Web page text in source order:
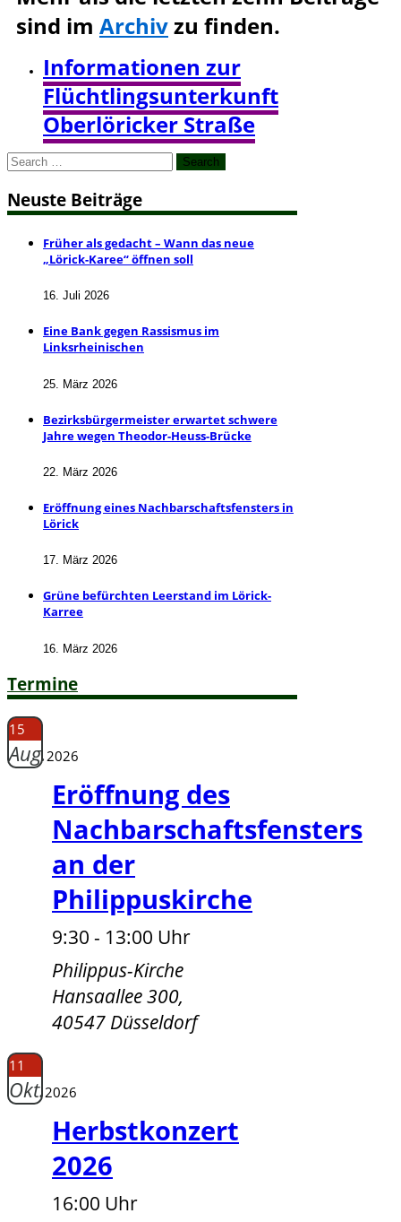
sind im Archivzu finden.
Informationen zur
Flüchtlingsunterkunft
Oberlöricker Straße
Search
Neuste Beiträge
Früher als gedacht – Wann das neue
„Lörick-Karee“ öffnen soll
16. Juli 2026
Eine Bank gegen Rassismus im
Linksrheinischen
25. März 2026
Bezirksbürgermeister erwartet schwere
Jahre wegen Theodor-Heuss-Brücke
22. März 2026
Eröffnung eines Nachbarschaftsfensters in
Lörick
17. März 2026
Grüne befürchten Leerstand im Lörick-
Karree
16. März 2026
Termine
15
Aug.2026
Eröffnung des
Nachbarschaftsfensters
an der
Philippuskirche
9:30 - 13:00 Uhr
Philippus-Kirche
Hansaallee 300,
40547 Düsseldorf
11
Okt.2026
Herbstkonzert
2026
16:00 Uhr